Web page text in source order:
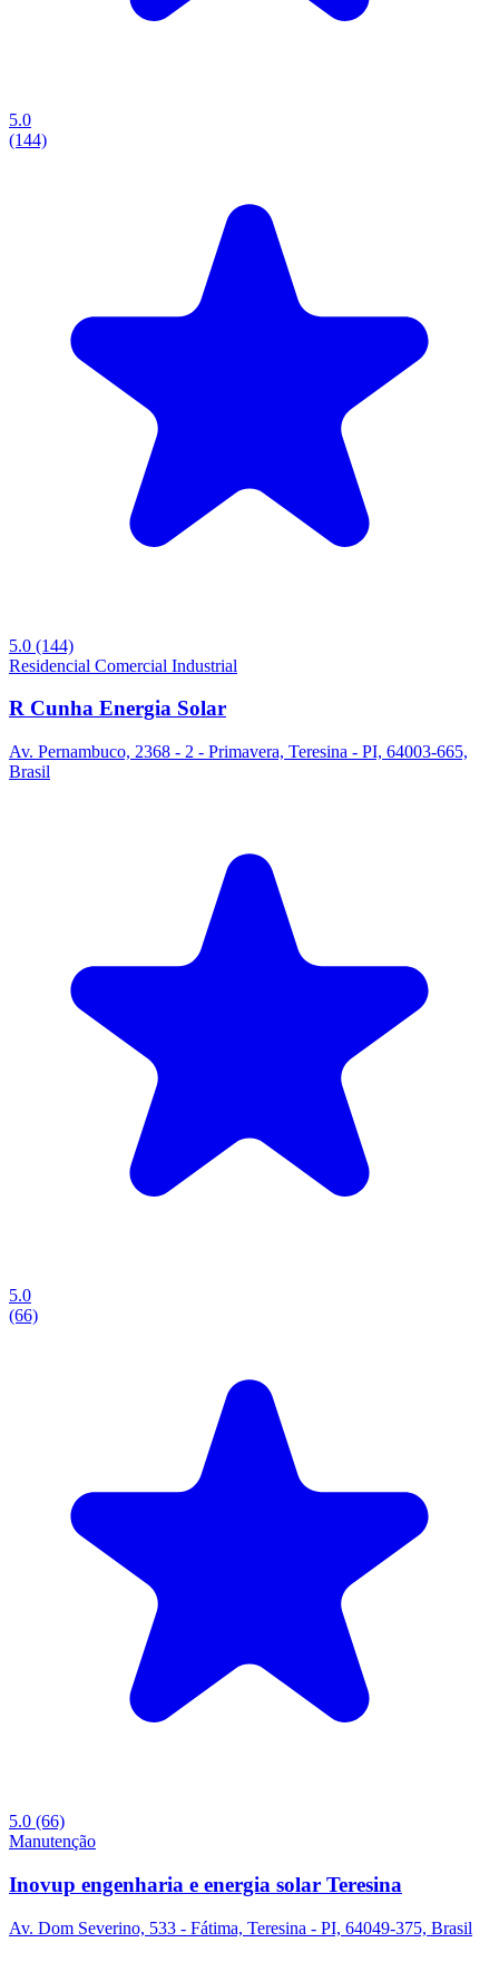
5.0
(144)
5.0 (144)
Residencial Comercial Industrial
R Cunha Energia Solar
Av. Pernambuco, 2368 - 2 - Primavera, Teresina - PI, 64003-665,
Brasil
5.0
(66)
5.0 (66)
Manutenção
Inovup engenharia e energia solar Teresina
Av. Dom Severino, 533 - Fátima, Teresina - PI, 64049-375, Brasil